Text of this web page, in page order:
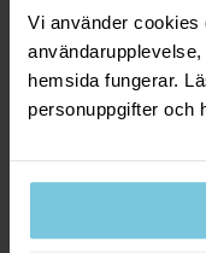
Vi använder cookies
hemsida fungerar.
personuppgifter och
399 kr